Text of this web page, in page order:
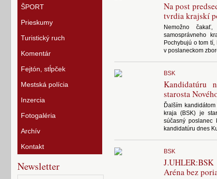
ŠPORT
Prieskumy
Turistický ruch
Komentár
Fejtón, stĺpček
Mestská polícia
Inzercia
Fotogaléria
Archív
Kontakt
Newsletter
Na post
tvrdia krajskí
Nemožno
samosprávneho
Pochybujú o tom
v poslaneckom
BSK
Kandidatúru
starosta
Ďalším
kraja (BSK) je
súčasný poslanec
kandidatúru dnes
BSK
Aréna bez